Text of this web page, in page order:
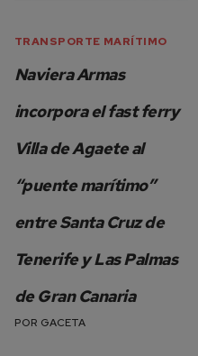
TRANSPORTE MARÍTIMO
Naviera Armas
incorpora el fast ferry
Villa de Agaete al
“puente marítimo”
entre Santa Cruz de
Tenerife y Las Palmas
de Gran Canaria
POR GACETA